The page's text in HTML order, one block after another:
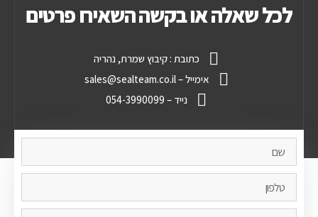
לכל שאלה או בקשה השאירו פרטים
כתובת : קיבוץ שמרת, נהריה
אימייל – sales@sealteam.co.il
נייד – 054-3990099